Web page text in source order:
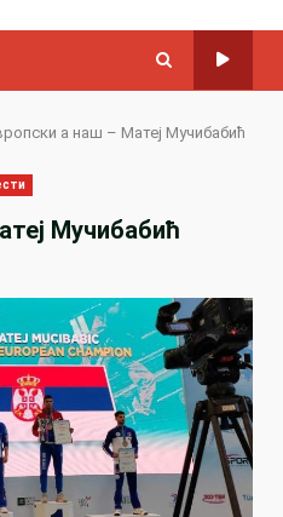
а наш – Матеј Мучибабић
Мучибабић